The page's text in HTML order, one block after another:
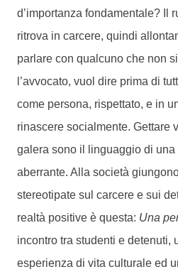
d’importanza fondamentale? Il
ritrova in carcere, quindi
parlare con qualcuno che non
l’avvocato, vuol dire prima di
come persona, rispettato, e in
rinascere socialmente. Gettare
galera sono il linguaggio di
aberrante. Alla società
stereotipate sul carcere e sui
realtà positive è questa: Una
incontro tra studenti e detenuti,
esperienza di vita culturale ed